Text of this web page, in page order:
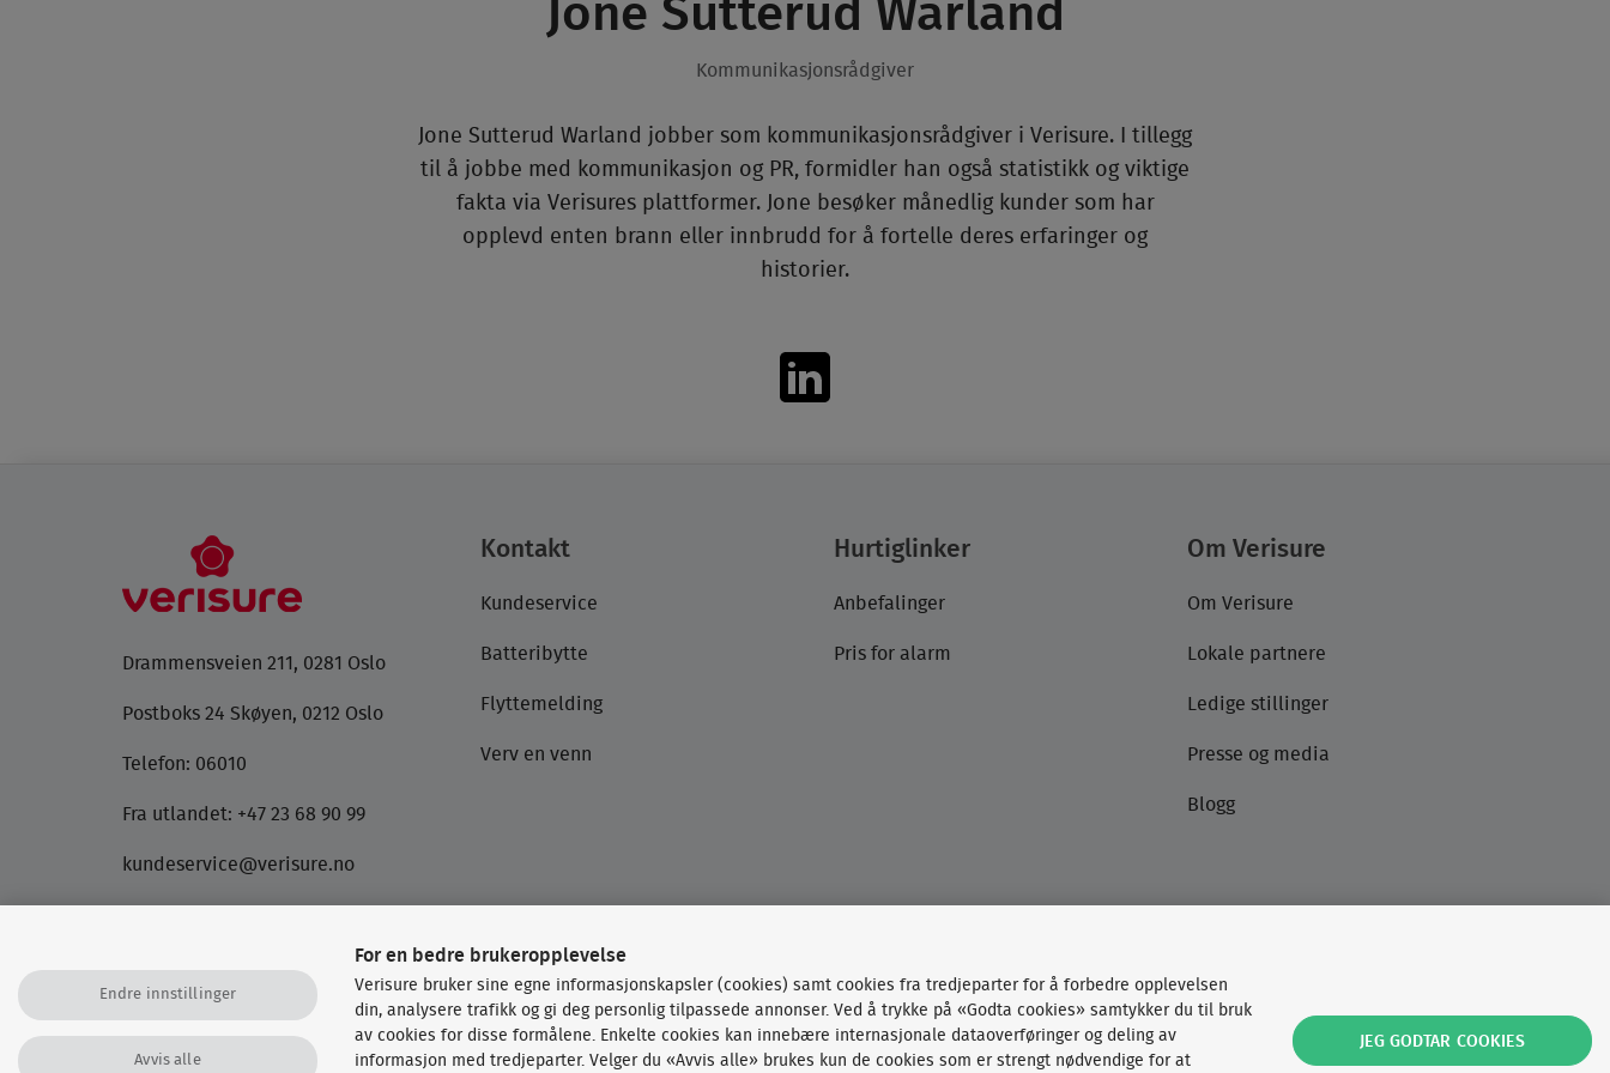
Jone Sutterud Warland
Kommunikasjonsrådgiver
Jone Sutterud Warland jobber som kommunikasjonsrådgiver i Verisure. I tillegg
til å jobbe med kommunikasjon og PR, formidler han også statistikk og viktige
fakta via Verisures plattformer. Jone besøker månedlig kunder som har
opplevd enten brann eller innbrudd for å fortelle deres erfaringer og
historier.
Drammensveien 211, 0281 Oslo
Postboks 24 Skøyen, 0212 Oslo
Telefon: 06010
Fra utlandet: +47 23 68 90 99
kundeservice@verisure.no
anbefaler vi at du ringer oss.
Kontakt
Kundeservice
Batteribytte
Flyttemelding
Verv en venn
Hurtiglinker
Anbefalinger
Pris for alarm
Om Verisure
Om Verisure
Lokale partnere
Ledige stillinger
Presse og media
Blogg
For en bedre brukeropplevelse
Verisure bruker sine egne informasjonskapsler (cookies) samt cookies fra tredjeparter for å forbedre opplevelsen
din, analysere trafikk og gi deg personlig tilpassede annonser. Ved å trykke på «Godta cookies» samtykker du til bruk
av cookies for disse formålene. Enkelte cookies kan innebære internasjonale dataoverføringer og deling av
informasjon med tredjeparter. Velger du «Avvis alle» brukes kun de cookies som er strengt nødvendige for at
Endre innstillinger
Avvis alle
JEG GODTAR COOKIES